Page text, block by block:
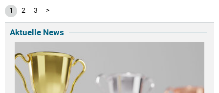
1 2 3 >
Aktuelle News